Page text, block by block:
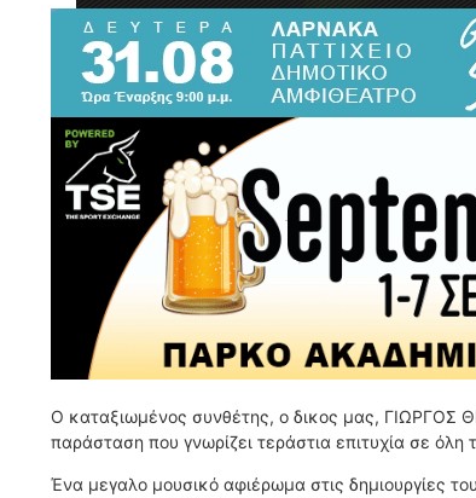
Ο καταξιωμένος συνθέτης, ο δικος μας, ΓΙΩΡΓΟΣ
παράσταση που γνωρίζει τεράστια επιτυχία σε
Ένα μεγαλο μουσικό αφιέρωμα στις δημιουργίες